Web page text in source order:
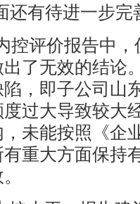
还有待进一步完
控评价报告中
了无效的结论
，即子公司山
过大导致较大
未能按照《企
重大方面保持